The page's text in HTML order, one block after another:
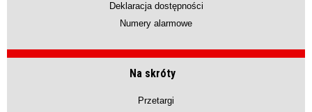
Deklaracja dostępności
Numery alarmowe
Na skróty
Przetargi